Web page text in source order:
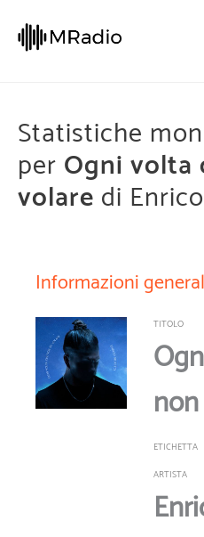
Statistiche
per Ogni volta
volare di
Informazioni
TITOLO
ETICHETTA
ARTISTA